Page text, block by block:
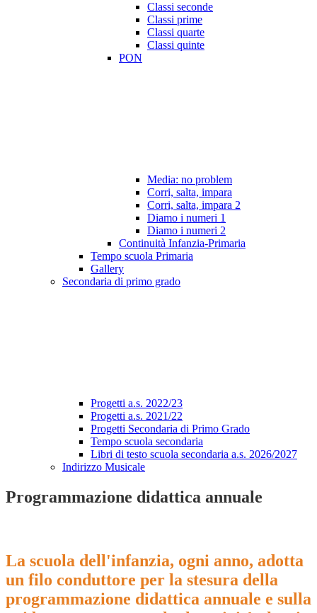
Classi seconde
Classi prime
Classi quarte
Classi quinte
PON
Media: no problem
Corri, salta, impara
Corri, salta, impara 2
Diamo i numeri 1
Diamo i numeri 2
Continuità Infanzia-Primaria
Tempo scuola Primaria
Gallery
Secondaria di primo grado
Progetti a.s. 2022/23
Progetti a.s. 2021/22
Progetti Secondaria di Primo Grado
Tempo scuola secondaria
Libri di testo scuola secondaria a.s. 2026/2027
Indirizzo Musicale
Programmazione didattica annuale
La scuola dell'infanzia, ogni anno, adotta
un filo conduttore per la stesura della
programmazione didattica annuale e sulla